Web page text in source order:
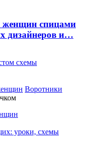
женщин спицами
дизайнеров и…
схемы
Воротники
уроки, схемы